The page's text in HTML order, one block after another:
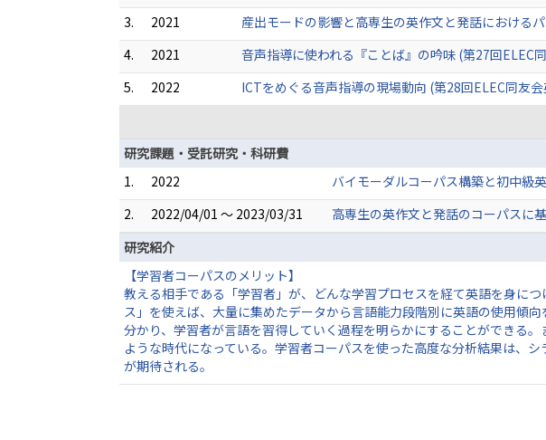
3.
2021
産出モードの影響と高専生の英作文と発話における
4.
2021
音声指導に使われる『ことば』の吟味 (第27回ELEC
5.
2022
ICTをめぐる音声指導の現場動向 (第28回ELEC同友
研究課題・受託研究・科研費
1.
2022
バイモーダルコーパス構築と初中級
2.
2022/04/01 ～ 2023/03/31
高専生の英作文と発話のコーパスに
研究紹介
【学習者コーパスのメリット】
教える相手である「学習者」が、どんな学習プロセスを経て英語を身に
ス」を使えば、大量に集めたデータから言語能力段階別に英語の使用傾
分かり、学習者が言語を習得していく過程を明らかにすることができる
ような時代になっている。学習者コーパスを使った高度な分析結果は、
が期待される。